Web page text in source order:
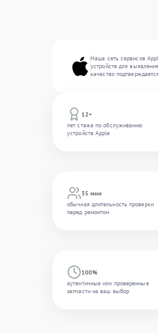
Наша сеть сервисов
устройств для
качество
12+
лет стажа по обслуживанию
устройств Apple
35 мин
обычная длительность проверки
перед ремонтом
100%
аутентичные или проверенные
запчасти на ваш выбор